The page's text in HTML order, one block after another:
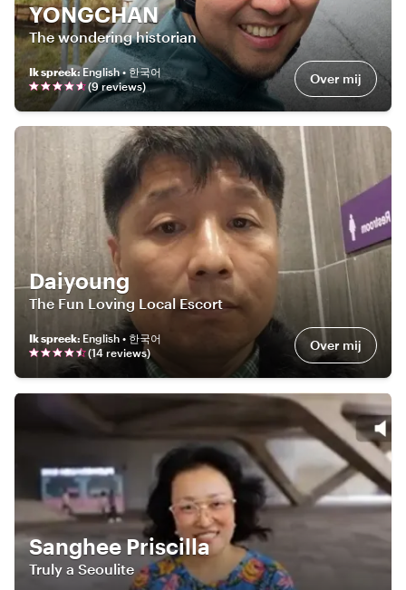
YONGCHAN
The wondering historian
Ik spreek: English • 한국어
(9reviews) Over mij
Daiyoung
The Fun Loving Local Escort
Ik spreek: English • 한국어
(14 reviews) Over mij
Sanghee Priscilla
Truly a Seoulite